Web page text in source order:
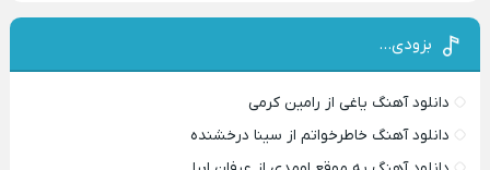
بزودی…
دانلود آهنگ یاغی از رامین کرمی
دانلود آهنگ خاطرخواتم از سینا درخشنده